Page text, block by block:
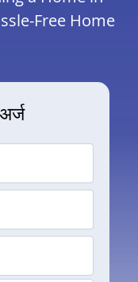
Free Home